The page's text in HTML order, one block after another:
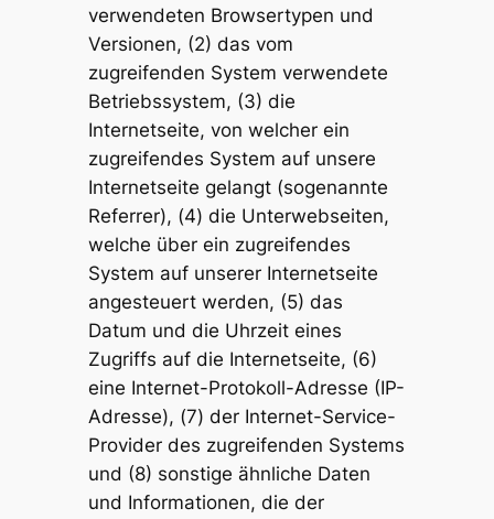
verwendeten Browsertypen und
Versionen, (2) das vom
zugreifenden System verwendete
Betriebssystem, (3) die
Internetseite, von welcher ein
zugreifendes System auf unsere
Internetseite gelangt (sogenannte
Referrer), (4) die Unterwebseiten,
welche über ein zugreifendes
System auf unserer Internetseite
angesteuert werden, (5) das
Datum und die Uhrzeit eines
Zugriffs auf die Internetseite, (6)
eine Internet-Protokoll-Adresse (IP-
Adresse), (7) der Internet-Service-
Provider des zugreifenden Systems
und (8) sonstige ähnliche Daten
und Informationen, die der